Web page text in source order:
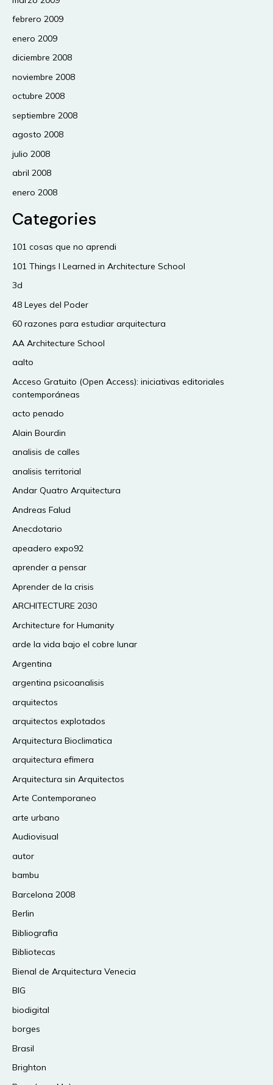
febrero 2009
enero 2009
diciembre 2008
noviembre 2008
octubre 2008
septiembre 2008
agosto 2008
julio 2008
abril 2008
enero 2008
Categories
101 cosas que no aprendi
101 Things I Learned in Architecture School
3d
48 Leyes del Poder
60 razones para estudiar arquitectura
AA Architecture School
aalto
Acceso Gratuito (Open Access): iniciativas editoriales
contemporáneas
acto penado
Alain Bourdin
analisis de calles
analisis territorial
Andar Quatro Arquitectura
Andreas Falud
Anecdotario
apeadero expo92
aprender a pensar
Aprender de la crisis
ARCHITECTURE 2030
Architecture for Humanity
arde la vida bajo el cobre lunar
Argentina
argentina psicoanalisis
arquitectos
arquitectos explotados
Arquitectura Bioclimatica
arquitectura efimera
Arquitectura sin Arquitectos
Arte Contemporaneo
arte urbano
Audiovisual
autor
bambu
Barcelona 2008
Berlin
Bibliografia
Bibliotecas
Bienal de Arquitectura Venecia
BIG
biodigital
borges
Brasil
Brighton